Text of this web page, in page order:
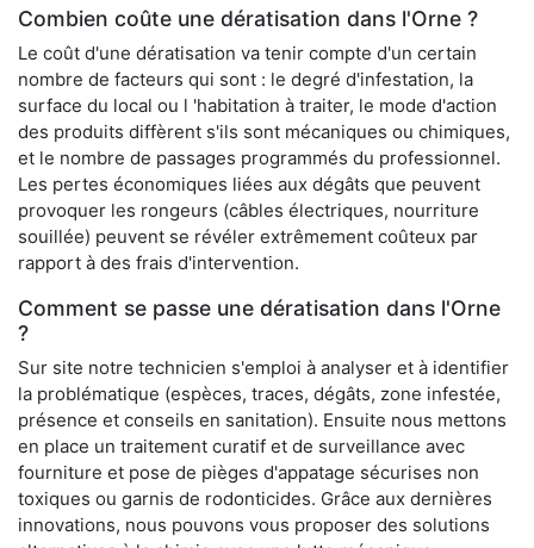
Combien coûte une dératisation dans l'Orne ?
Le coût d'une dératisation va tenir compte d'un certain
nombre de facteurs qui sont : le degré d'infestation, la
surface du local ou l 'habitation à traiter, le mode d'action
des produits diffèrent s'ils sont mécaniques ou chimiques,
et le nombre de passages programmés du professionnel.
Les pertes économiques liées aux dégâts que peuvent
provoquer les rongeurs (câbles électriques, nourriture
souillée) peuvent se révéler extrêmement coûteux par
rapport à des frais d'intervention.
Comment se passe une dératisation dans l'Orne
?
Sur site notre technicien s'emploi à analyser et à identifier
la problématique (espèces, traces, dégâts, zone infestée,
présence et conseils en sanitation). Ensuite nous mettons
en place un traitement curatif et de surveillance avec
fourniture et pose de pièges d'appatage sécurises non
toxiques ou garnis de rodonticides. Grâce aux dernières
innovations, nous pouvons vous proposer des solutions